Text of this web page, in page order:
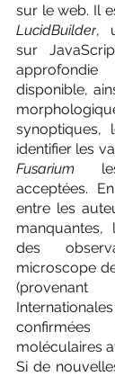
sur le web. Il
LucidBuilder,
sur
disponible,
synoptiques,
Fusarium
acceptées.
entre les
des
microscope
moléculaires
Si de